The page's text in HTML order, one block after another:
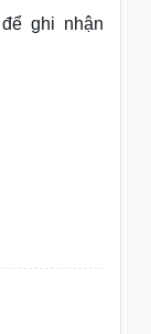
ghi nhận